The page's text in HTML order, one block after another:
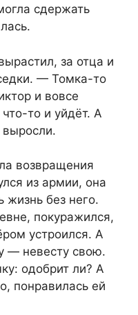
сдержать
за отца и
— Томка-то
и вовсе
то и уйдёт. А
выросли.
возвращения
из армии, она
жизнь без него.
покуражился,
устроился. А
— невесту свою.
одобрит ли? А
понравилась ей